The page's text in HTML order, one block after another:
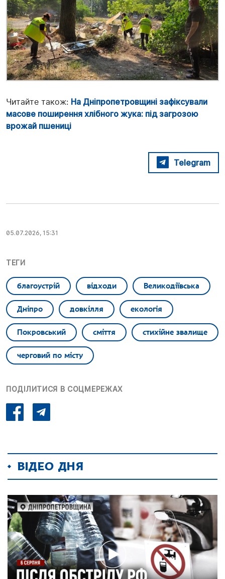
Читайте також: На Дніпропетровщині зафіксували
масове поширення хлібного жука: під загрозою
врожай пшениці
Telegram
05.07.2026, 15:31
ТЕГИ
благоустрій відходи Великодіївська
Дніпро довкілля екологія
Покровський сміття стихійне звалище
черговий по місту
ПОДІЛИТИСЯ В СОЦМЕРЕЖАХ
ВІДЕО ДНЯ